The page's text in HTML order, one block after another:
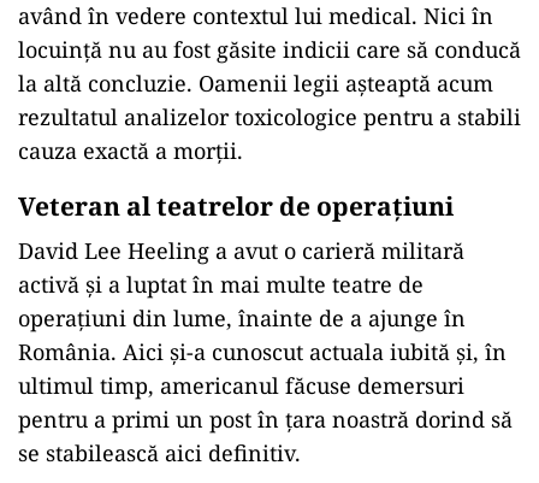
având în vedere contextul lui medical. Nici în
locuință nu au fost găsite indicii care să conducă
la altă concluzie. Oamenii legii așteaptă acum
rezultatul analizelor toxicologice pentru a stabili
cauza exactă a morții.
Veteran al teatrelor de operațiuni
David Lee Heeling a avut o carieră militară
activă și a luptat în mai multe teatre de
operațiuni din lume, înainte de a ajunge în
România. Aici și-a cunoscut actuala iubită și, în
ultimul timp, americanul făcuse demersuri
pentru a primi un post în țara noastră dorind să
se stabilească aici definitiv.